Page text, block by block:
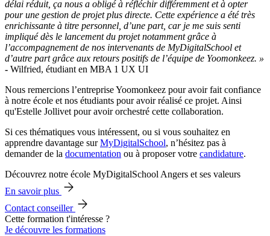
délai réduit, ça nous a obligé à réfléchir différemment et à opter
pour une gestion de projet plus directe. Cette expérience a été très
enrichissante à titre personnel, d’une part, car je me suis senti
impliqué dès le lancement du projet notamment grâce à
l’accompagnement de nos intervenants de MyDigitalSchool et
d’autre part grâce aux retours positifs de l’équipe de Yoomonkeez. »
- Wilfried, étudiant en MBA 1 UX UI
Nous remercions l’entreprise Yoomonkeez pour avoir fait confiance
à notre école et nos étudiants pour avoir réalisé ce projet. Ainsi
qu'Estelle Jollivet pour avoir orchestré cette collaboration.
Si ces thématiques vous intéressent, ou si vous souhaitez en
apprendre davantage surMyDigitalSchool, n’hésitez pas à
demander de la documentation ou à proposer votre candidature.
Découvrez notre école MyDigitalSchool Angers et ses valeurs
En savoir plus
Contact conseiller
Cette formation t'intéresse ?
Je découvre les formations